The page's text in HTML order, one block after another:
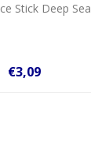
Stick Deep Sea
€3,09